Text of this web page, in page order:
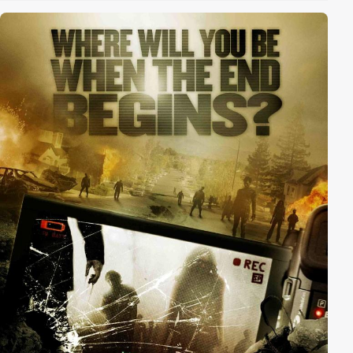
Vorgängen in Verbindung gebracht zu werden. Als
Craven selbst Alpträume bekommt und die erste
Morde geschehen, weiß Heather, dass es Freddy in die
Realität geschafft hat...